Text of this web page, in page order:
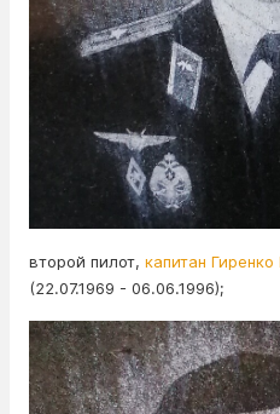
второй пилот, капитан
(22.07.1969 - 06.06.1996);